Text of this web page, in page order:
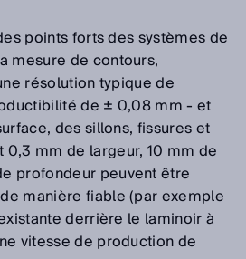
points forts des systèmes de
mesure de contours,
résolution typique de
de ± 0,08 mm - et
des sillons, fissures et
mm de largeur, 10 mm de
profondeur peuvent être
manière fiable (par exemple
derrière le laminoir à
vitesse de production de